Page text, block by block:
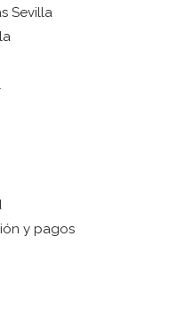
Sevilla
y pagos